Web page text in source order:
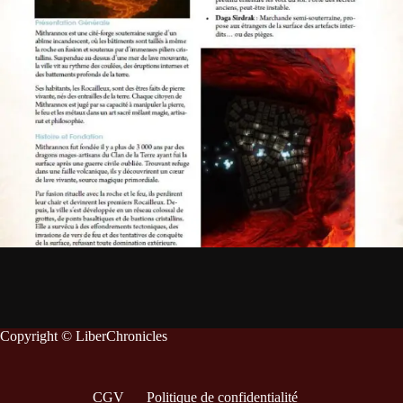
Copyright © LiberChronicles
CGV Politique de confidentialité